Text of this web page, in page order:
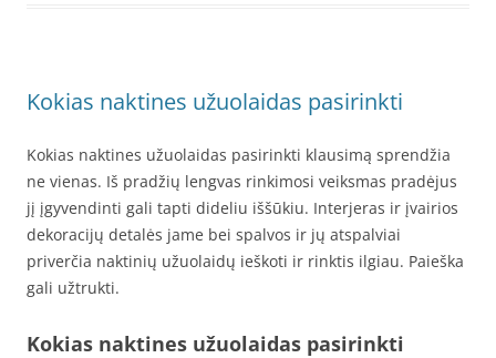
Kokias naktines užuolaidas pasirinkti
Kokias naktines užuolaidas pasirinkti klausimą sprendžia
ne vienas. Iš pradžių lengvas rinkimosi veiksmas pradėjus
jį įgyvendinti gali tapti dideliu iššūkiu. Interjeras ir įvairios
dekoracijų detalės jame bei spalvos ir jų atspalviai
priverčia naktinių užuolaidų ieškoti ir rinktis ilgiau. Paieška
gali užtrukti.
Kokias naktines užuolaidas pasirinkti